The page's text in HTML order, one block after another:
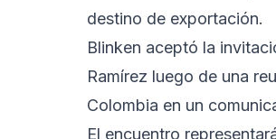
destino de exportación.
Blinken aceptó la
Ramírez luego de una
Colombia en un
El encuentro